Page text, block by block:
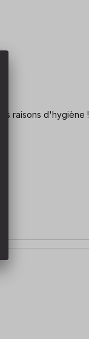
échangé, ni repris pour des raisons d'hygiène !